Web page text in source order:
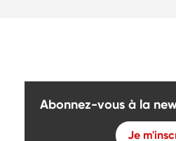
Abonnez-vous à la
Je